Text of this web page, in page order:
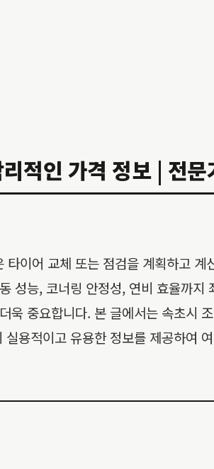
적인 가격 정보 | 전
이어 교체 또는 점검을 계획하고
성능, 코너링 안정성, 연비 효율까
욱 중요합니다. 본 글에서는 속초시
용적이고 유용한 정보를 제공하여